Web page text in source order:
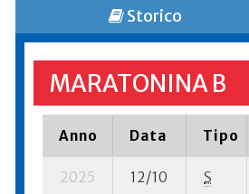
Storico
MARATONINA B
Anno Data Tipo
2025 12/10 S